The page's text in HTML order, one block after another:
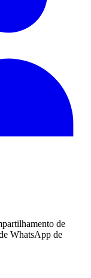
de
WhatsApp de